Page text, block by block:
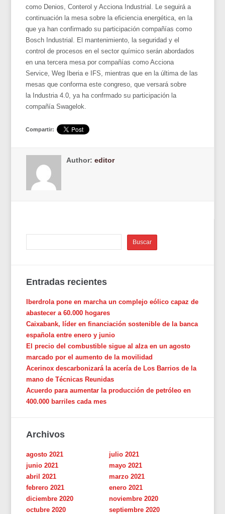
como Denios, Conterol y Acciona Industrial. Le seguirá a
continuación la mesa sobre la eficiencia energética, en la
que ya han confirmado su participación compañías como
Bosch Industrial. El mantenimiento, la seguridad y el
control de procesos en el sector químico serán abordados
en una tercera mesa por compañías como Acciona
Service, Weg Iberia e IFS, mientras que en la última de las
mesas que conforma este congreso, que versará sobre
la Industria 4.0, ya ha confrmado su participación la
compañía Swagelok.
Compartir:
Author:editor
Entradas recientes
Iberdrola pone en marcha un complejo eólico capaz de
abastecer a 60.000 hogares
Caixabank, líder en financiación sostenible de la banca
española entre enero y junio
El precio del combustible sigue al alza en un agosto
marcado por el aumento de la movilidad
Acerinox descarbonizará la acería de Los Barrios de la
mano de Técnicas Reunidas
Acuerdo para aumentar la producción de petróleo en
400.000 barriles cada mes
Archivos
agosto 2021
julio 2021
junio 2021
mayo 2021
abril 2021
marzo 2021
febrero 2021
enero 2021
diciembre 2020
noviembre 2020
octubre 2020
septiembre 2020